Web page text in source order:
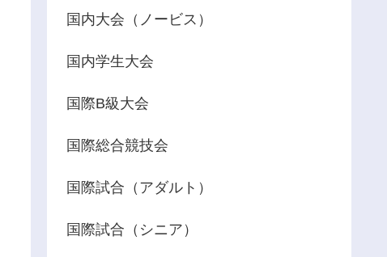
国内大会（ノービス）
国内学生大会
国際B級大会
国際総合競技会
国際試合（アダルト）
国際試合（シニア）